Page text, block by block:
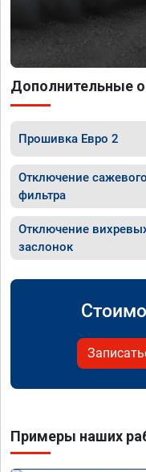
Дополнительные
Прошивка Евро 2
Отключение сажевого
фильтра
Отключение
заслонок
Примеры наших